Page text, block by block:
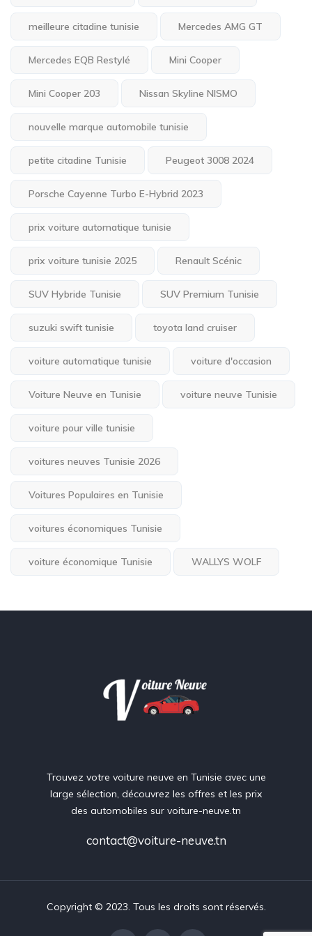
meilleure citadine tunisie Mercedes AMG GT
Mercedes EQB Restylé Mini Cooper
Mini Cooper 203 Nissan Skyline NISMO
nouvelle marque automobile tunisie
petite citadine Tunisie Peugeot 3008 2024
Porsche Cayenne Turbo E-Hybrid 2023
prix voiture automatique tunisie
prix voiture tunisie 2025 Renault Scénic
SUV Hybride Tunisie SUV Premium Tunisie
suzuki swift tunisie toyota land cruiser
voiture automatique tunisie voiture d'occasion
Voiture Neuve en Tunisie voiture neuve Tunisie
voiture pour ville tunisie
voitures neuves Tunisie 2026
Voitures Populaires en Tunisie
voitures économiques Tunisie
voiture économique Tunisie WALLYS WOLF
Trouvez votre voiture neuve en Tunisie avec une
large sélection, découvrez les offres et les prix
des automobiles sur voiture-neuve.tn
contact@voiture-neuve.tn
Copyright © 2023. Tous les droits sont réservés.